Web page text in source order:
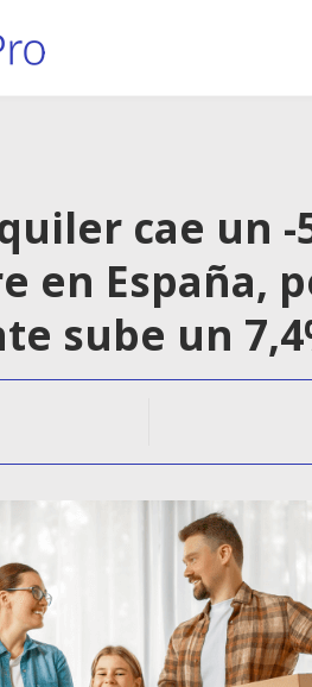
cae un -
en España,
sube un